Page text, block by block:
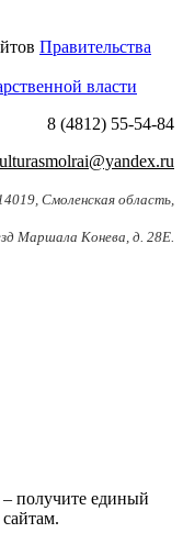
Правительства
власти
8 (4812) 55-54-84
Смоленская область,
Маршала Конева, д. 28Е.
– получите единый